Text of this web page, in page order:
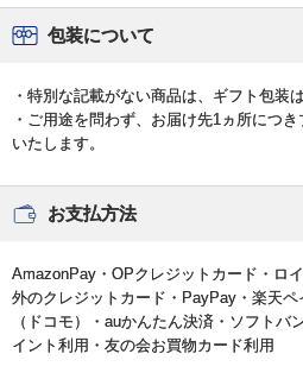
包装について
・特別な記載がない商品は、ギフト包装
・ご用途を問わず、お届け先1ヵ所につ
いたします。
お支払方法
AmazonPay・OPクレジットカード・ロ
外のクレジットカード・PayPay・楽天
（ドコモ）・auかんたん決済・ソフトバ
イント利用・友の会お買物カード利用